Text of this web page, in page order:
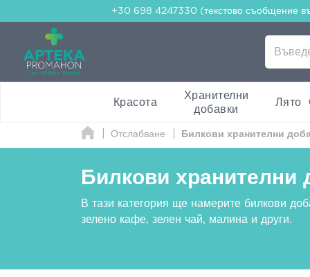
+30 698 4247330 (текстово съобщение
Красота
Хранителни
добавки
Лято
Отслабване Билкови хранителни
Билкови хранителни
В тази категория ще намерите билкови
зелено кафе, зелен чай, малина и други.